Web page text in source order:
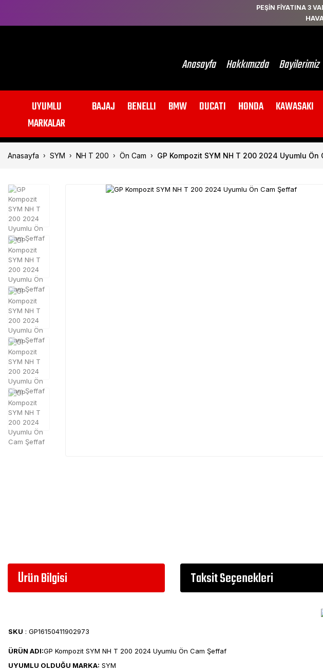
PEŞİN FİYATINA 3
Anasayfa Hakkımızda Bayilerimiz
UYUMLU
MARKALAR
BAJAJ BENELLI BMW DUCATI HONDA KAWASAKI
Anasayfa SYM NH T 200 Ön Cam GP Kompozit SYM NH T 200 2024 Uyumlu Ön
Ürün Bilgisi Taksit Seçenekleri
SKU : GP16150411902973
ÜRÜN ADI:GP Kompozit SYM NH T 200 2024 Uyumlu Ön Cam Şeffaf
UYUMLU OLDUĞU MARKA: SYM